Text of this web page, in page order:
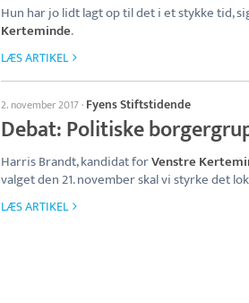
Hun har jo lidt lagt op til det i et stykke tid,
Kerteminde.
LÆS ARTIKEL
2. november 2017· Fyens Stiftstidende
Debat: Politiske
Harris Brandt, kandidat forVenstre
valget den 21. november skal vi styrke det
LÆS ARTIKEL